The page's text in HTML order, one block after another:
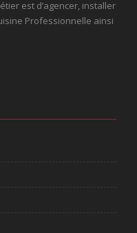
est d’agencer, installer
Professionnelle ainsi